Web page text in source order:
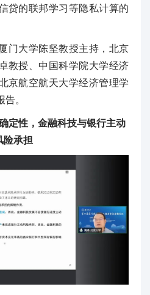
贷的联邦学习等隐私计算的
门大学陈坚教授主持，北京
教授、中国科学院大学经济
京航空航天大学经济管理学
。
定性，金融科技与银行主动
险承担